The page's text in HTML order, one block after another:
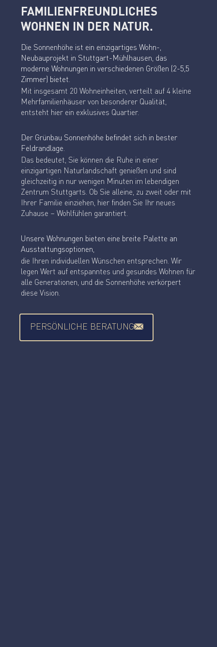
FAMILIENFREUNDLICHES
WOHNEN IN DER NATUR.
Die Sonnenhöhe ist ein einzigartiges Wohn-,
Neubauprojekt in Stuttgart-Mühlhausen, das
moderne Wohnungen in verschiedenen Größen (2-5,5
Zimmer) bietet.
Mit insgesamt 20 Wohneinheiten, verteilt auf 4 kleine
Mehrfamilienhäuser von besonderer Qualität,
entsteht hier ein exklusives Quartier.
Der Grünbau Sonnenhöhe befindet sich in bester
Feldrandlage.
Das bedeutet, Sie können die Ruhe in einer
einzigartigen Naturlandschaft genießen und sind
gleichzeitig in nur wenigen Minuten im lebendigen
Zentrum Stuttgarts. Ob Sie alleine, zu zweit oder mit
Ihrer Familie einziehen, hier finden Sie Ihr neues
Zuhause – Wohlfühlen garantiert.
Unsere Wohnungen bieten eine breite Palette an
Ausstattungsoptionen,
die Ihren individuellen Wünschen entsprechen. Wir
legen Wert auf entspanntes und gesundes Wohnen für
alle Generationen, und die Sonnenhöhe verkörpert
diese Vision.
PERSÖNLICHE BERATUNG